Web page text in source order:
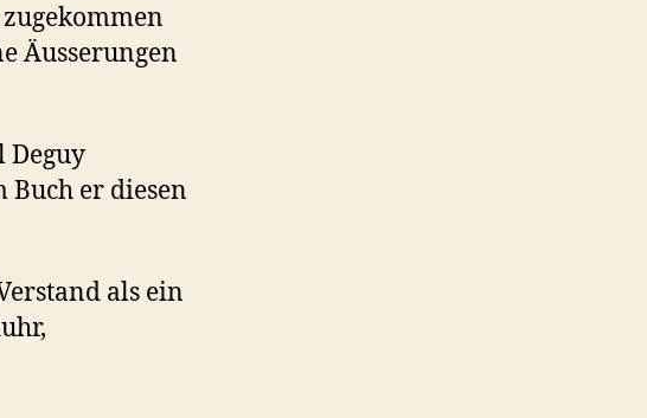
Äusserungen
Deguy
er diesen
als ein